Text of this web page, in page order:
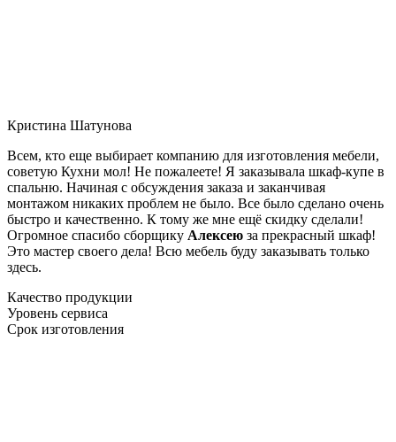
Кристина Шатунова
Всем, кто еще выбирает компанию для изготовления мебели,
советую Кухни мол! Не пожалеете! Я заказывала шкаф-купе в
спальню. Начиная с обсуждения заказа и заканчивая
монтажом никаких проблем не было. Все было сделано очень
быстро и качественно. К тому же мне ещё скидку сделали!
Огромное спасибо сборщику Алексею за прекрасный шкаф!
Это мастер своего дела! Всю мебель буду заказывать только
здесь.
Качество продукции
Уровень сервиса
Срок изготовления